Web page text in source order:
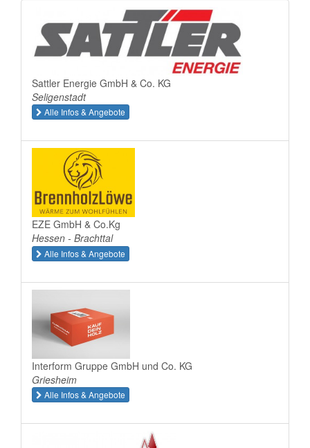
Sattler Energie GmbH & Co. KG
Seligenstadt
Alle Infos & Angebote
EZE GmbH & Co.Kg
Hessen - Brachttal
Alle Infos & Angebote
Interform Gruppe GmbH und Co. KG
Griesheim
Alle Infos & Angebote